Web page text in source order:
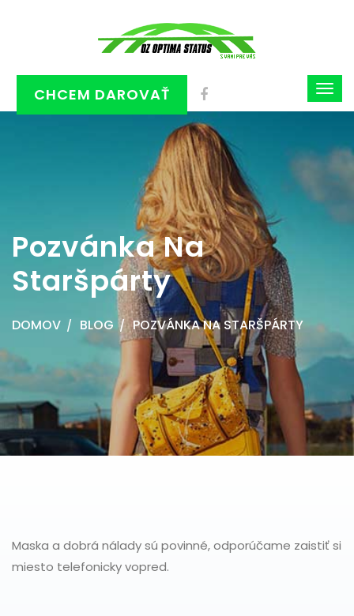
CHCEM DAROVAŤ
Pozvánka Na
Staršpárty
DOMOV BLOG POZVÁNKA NA STARŠPÁRTY
Maska a dobrá nálady sú povinné, odporúčame zaistiť si
miesto telefonicky vopred.